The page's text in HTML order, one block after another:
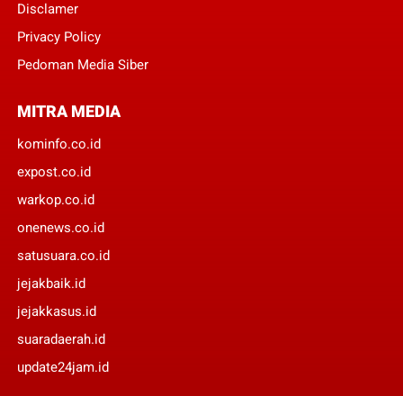
Disclamer
Privacy Policy
Pedoman Media Siber
MITRA MEDIA
kominfo.co.id
expost.co.id
warkop.co.id
onenews.co.id
satusuara.co.id
jejakbaik.id
jejakkasus.id
suaradaerah.id
update24jam.id